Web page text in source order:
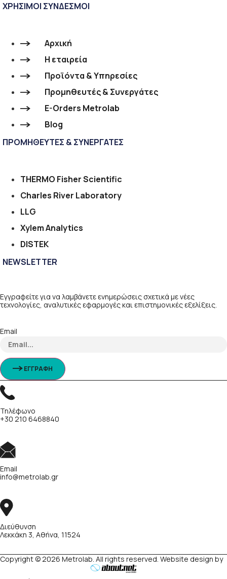
ΧΡΗΣΙΜΟΙ ΣΥΝΔΕΣΜΟΙ
Αρχική
Η εταιρεία
Προϊόντα & Υπηρεσίες
Προμηθευτές & Συνεργάτες
E-Orders Metrolab
Blog
ΠΡΟΜΗΘΕΥΤΕΣ & ΣΥΝΕΡΓΑΤΕΣ
THERMO Fisher Scientific
Charles River Laboratory
LLG
Xylem Analytics
DISTEK
NEWSLETTER
Εγγραφείτε για να λαμβάνετε ενημερώσεις σχετικά με νέες
τεχνολογίες, αναλυτικές εφαρμογές και επιστημονικές εξελίξεις.
Email
ΕΓΓΡΑΦΗ
Τηλέφωνο
+30 210 6468840
Email
info@metrolab.gr
Διεύθυνση
Λεκκάκη 3, Αθήνα, 11524
Copyright © 2026 Metrolab. All rights reserved. Website design by